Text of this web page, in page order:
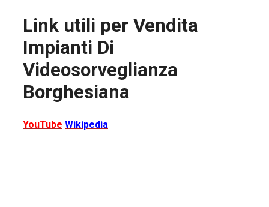
Link utili per Vendita
Impianti Di
Videosorveglianza
Borghesiana
YouTube Wikipedia